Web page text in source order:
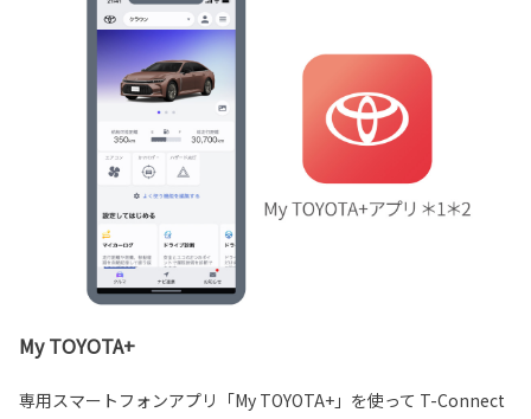
My TOYOTA+
専用スマートフォンアプリ「My TOYOTA+」を使って T-Connect